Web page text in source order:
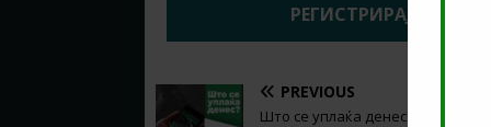
РЕГИСТРИРАЈ СЕ НА
PREVIOUS
Што се уплаќа денес? (29.05.2022)